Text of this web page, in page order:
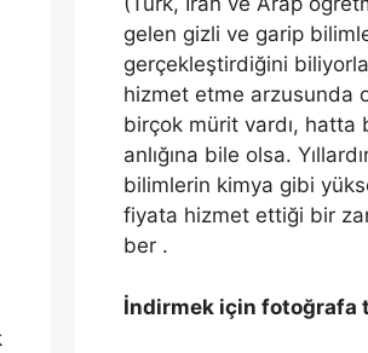
gelen gizli ve garip
gerçekleştirdiğini
hizmet etme arzusunda
birçok mürit vardı, hatta
anlığına bile olsa.
bilimlerin kimya gibi
fiyata hizmet ettiği bir
ber .
İndirmek için fotoğrafa